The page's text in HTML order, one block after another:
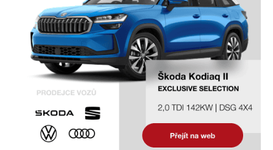
airbag řidiče
sportovní podvozek
aktivní kapota
zaslepení zámků
senzor opotřebení brzdových destiček
bi-xenonové světlomety